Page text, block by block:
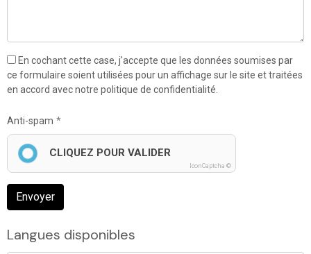
En cochant cette case, j'accepte que les données soumises par
ce formulaire soient utilisées pour un affichage sur le site et traitées
en accord avec notre politique de confidentialité.
Anti-spam
CLIQUEZ POUR VALIDER
IconCaptcha ©
Envoyer
Langues disponibles